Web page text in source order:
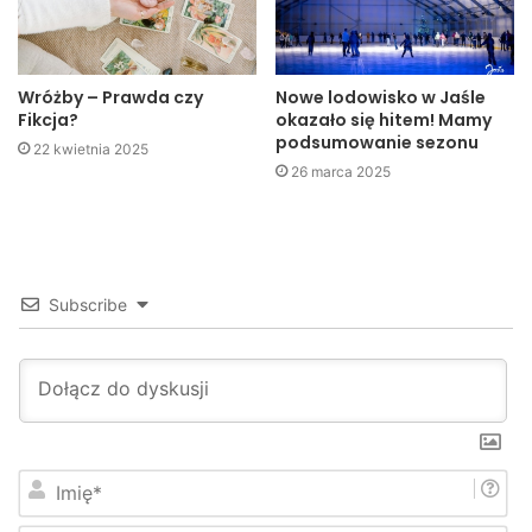
Wróżby – Prawda czy
Fikcja?
22 kwietnia 2025
Nowe lodowisko w Jaśle
okazało się hitem! Mamy
podsumowanie sezonu
26 marca 2025
Subscribe
i